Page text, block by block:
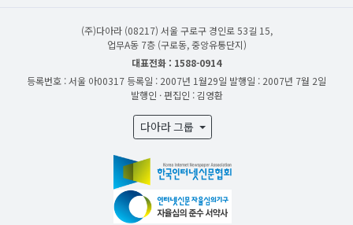
(주)다아라 (08217) 서울 구로구 경인로 53길 15,
업무A동 7층 (구로동, 중앙유통단지)
대표전화 : 1588-0914
등록번호 : 서울 아00317 등록일 : 2007년 1월29일 발행일 : 2007년 7월 2일
발행인 · 편집인 : 김영환
다아라 그룹